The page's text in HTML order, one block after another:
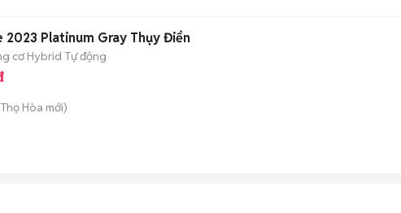
Platinum Gray Thụy Điển
cơ Hybrid Tự động
Thọ Hòa mới)